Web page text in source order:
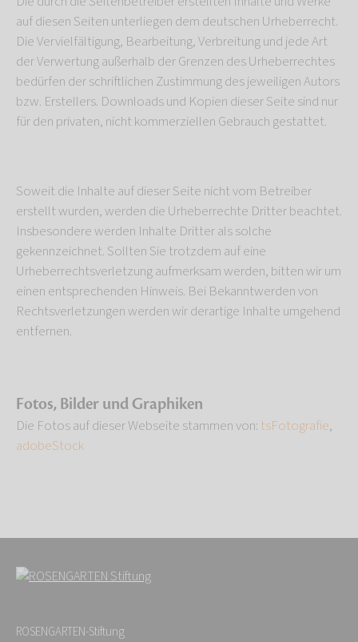
auf diesen Seiten unterliegen dem deutschen Urheberrecht.
Die Vervielfältigung, Bearbeitung, Verbreitung und jede Art
der Verwertung außerhalb der Grenzen des Urheberrechtes
bedürfen der schriftlichen Zustimmung des jeweiligen Autors
bzw. Erstellers. Downloads und Kopien dieser Seite sind nur
für den privaten, nicht kommerziellen Gebrauch gestattet.
Soweit die Inhalte auf dieser Seite nicht vom Betreiber
erstellt wurden, werden die Urheberrechte Dritter beachtet.
Insbesondere werden Inhalte Dritter als solche
gekennzeichnet. Sollten Sie trotzdem auf eine
Urheberrechtsverletzung aufmerksam werden, bitten wir um
einen entsprechenden Hinweis. Bei Bekanntwerden von
Rechtsverletzungen werden wir derartige Inhalte umgehend
entfernen.
Fotos, Bilder und Graphiken
Die Fotos auf dieser Webseite stammen von: tsFotografie,
adobeStock
ROSENGARTEN-Stiftung